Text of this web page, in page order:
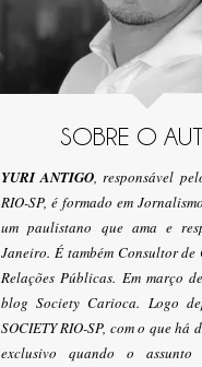
SOBRE O
YURI ANTIGO, responsável
RIO-SP, é formado em
um paulistano que ama e
Janeiro. É também Consultor de
Relações Públicas. Em março
blog Society Carioca. Logo
SOCIETY RIO-SP, com o que há
exclusivo quando o